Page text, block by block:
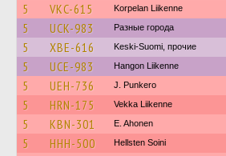
5 VKC-615 Korpelan Liikenne
5 UCK-983 Разные города
5 XBE-616 Keski-Suomi, прочие
5 UCE-983 Hangon Liikenne
5 UEH-736 J. Punkero
5 HRN-175 Vekka Liikenne
5 KBN-301 E. Ahonen
5 HHH-500 Hellsten Soini